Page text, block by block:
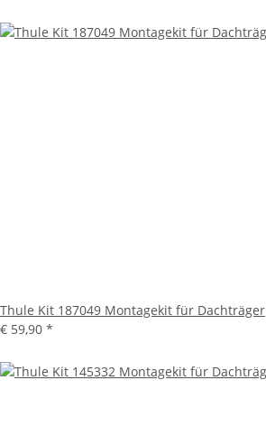
Thule Kit 187049 Montagekit für Dachträger
€ 59,90 *